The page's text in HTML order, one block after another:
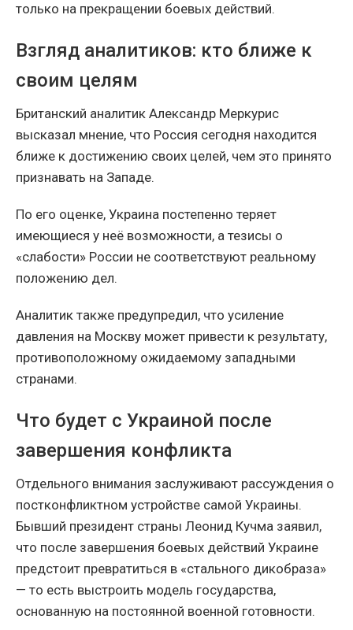
только на прекращении боевых действий.
Взгляд аналитиков: кто ближе к
своим целям
Британский аналитик Александр Меркурис
высказал мнение, что Россия сегодня находится
ближе к достижению своих целей, чем это принято
признавать на Западе.
По его оценке, Украина постепенно теряет
имеющиеся у неё возможности, а тезисы о
«слабости» России не соответствуют реальному
положению дел.
Аналитик также предупредил, что усиление
давления на Москву может привести к результату,
противоположному ожидаемому западными
странами.
Что будет с Украиной после
завершения конфликта
Отдельного внимания заслуживают рассуждения о
постконфликтном устройстве самой Украины.
Бывший президент страны Леонид Кучма заявил,
что после завершения боевых действий Украине
предстоит превратиться в «стального дикобраза»
— то есть выстроить модель государства,
основанную на постоянной военной готовности.